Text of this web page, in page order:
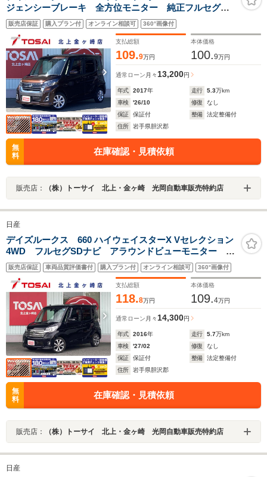
ジェンシーブレーキ 全方位モニター 純正フルセグナ
ビ 片側パワースライドドア シートヒーター LEDオ
ートライト オートハイビーム機能 リアサーキュレー
ター アイドリングストップ ETC 横滑り防止
販売店保証 購入プラン付 オンライン相談可 360°画像付
支払総額
109.9万円
本体価格
100.9万円
通常ローン 月々 13,200円
年式 2017年 走行 5.3万km
車検
'26/10 修復
なし
保証
保証付 整備
法定整備付
住所
岩手県胆沢郡
無
料
在庫確認・見積依頼
販売店： （株）トーサイ 北上・金ヶ崎 光岡自動車販売特約店
日産
デイズルークス 660 ハイウェイスターX Vセレクション
4WD フルセグSDナビ アラウンドビューモニター 運
転席シートヒーター 両側パワースライドドア HIDオー
トライト フロントフォグランプ 純正アルミホイー
ル インテリジェントキー/プッシュスタート 横滑り防
販売店保証 車両品質評価書付 購入プラン付 オンライン相談可 360°画像付
支払総額
118.8万円
本体価格
109.4万円
通常ローン 月々 14,300円
年式 2016年 走行 5.7万km
車検
'27/02 修復
なし
保証
保証付 整備
法定整備付
住所
岩手県胆沢郡
無
料
在庫確認・見積依頼
販売店： （株）トーサイ 北上・金ヶ崎 光岡自動車販売特約店
日産